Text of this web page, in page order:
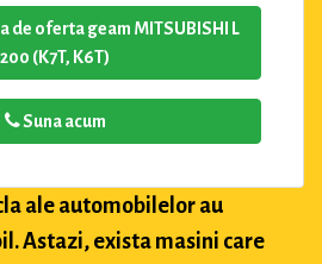
de oferta geam MITSUBISHI L
200 (K7T, K6T)
Suna acum
ale automobilelor au
Astazi, exista masini care